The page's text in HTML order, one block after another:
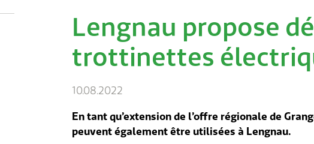
Skip
to
content
Lengnau propose
trottinettes
10.08.2022
En tant qu’extension de l’offre régionale de
peuvent également être utilisées à Lengnau.